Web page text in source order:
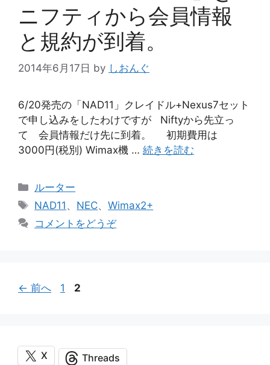
ニフティから会員情報
と規約が到着。
2014年6月17日 by しおんぐ
6/20発売の「NAD11」クレイドル+Nexus7セット
で申し込みをしたわけですが Niftyから先立っ
て 会員情報だけ先に到着。 初期費用は
3000円(税別) Wimax機 … 続きを読む
カ
テ
リ
ルーター
タ
NAD11 、 NEC、Wimax2+
コメントをどうぞ
← 前へ
ペ
1
ペ
2
X Threads